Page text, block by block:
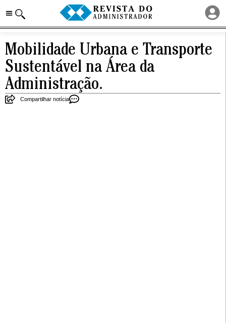
Mobilidade Urbana e Transporte
Sustentável na Área da
Administração.
Compartilhar notícia